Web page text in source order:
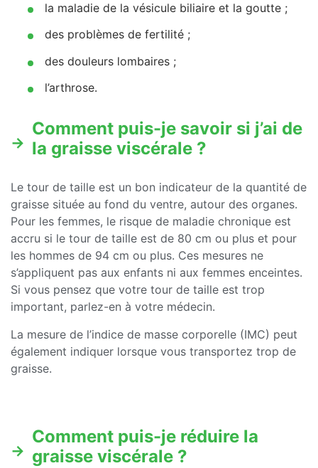
la maladie de la vésicule biliaire et la goutte ;
des problèmes de fertilité ;
des douleurs lombaires ;
l’arthrose.
Comment puis-je savoir si j’ai de
la graisse viscérale ?
Le tour de taille est un bon indicateur de la quantité de
graisse située au fond du ventre, autour des organes.
Pour les femmes, le risque de maladie chronique est
accru si le tour de taille est de 80 cm ou plus et pour
les hommes de 94 cm ou plus. Ces mesures ne
s’appliquent pas aux enfants ni aux femmes enceintes.
Si vous pensez que votre tour de taille est trop
important, parlez-en à votre médecin.
La mesure de l’indice de masse corporelle (IMC) peut
également indiquer lorsque vous transportez trop de
graisse.
Comment puis-je réduire la
graisse viscérale ?